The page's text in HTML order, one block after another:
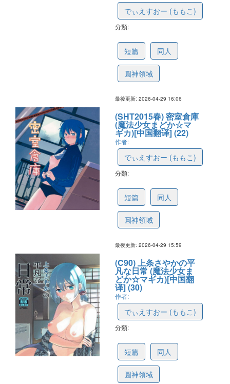
でぃえすおー (ももこ)
分類:
短篇 同人
圓神領域
最後更新: 2026-04-29 16:06
(SHT2015春) 密室倉庫
(魔法少女まどか☆マ
ギカ)[中国翻译] (22)
作者:
でぃえすおー (ももこ)
分類:
短篇 同人
圓神領域
最後更新: 2026-04-29 15:59
(C90) 上条さやかの平
凡な日常 (魔法少女ま
どか☆マギカ)[中国翻
译] (30)
作者:
でぃえすおー (ももこ)
分類:
短篇 同人
圓神領域